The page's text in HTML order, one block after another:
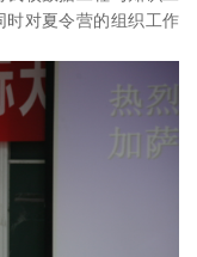
时对夏令营的组织工作